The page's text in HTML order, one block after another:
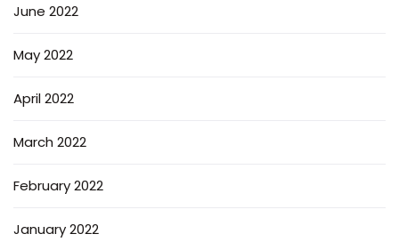
June 2022
May 2022
April 2022
March 2022
February 2022
January 2022